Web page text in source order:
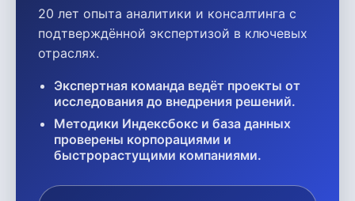
20 лет опыта аналитики и консалтинга с
подтверждённой экспертизой в ключевых
отраслях.
Экспертная команда ведёт проекты от
исследования до внедрения решений.
Методики Индексбокс и база данных
проверены корпорациями и
быстрорастущими компаниями.